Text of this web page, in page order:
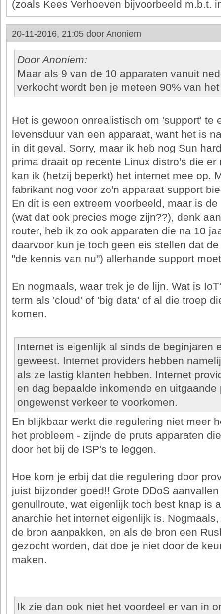
(zoals Kees Verhoeven bijvoorbeeld m.b.t.
20-11-2016, 21:05 door Anoniem
Door Anoniem:
Maar als 9 van de 10 apparaten vanuit
verkocht wordt ben je meteen 90% van
Het is gewoon onrealistisch om 'support' te
levensduur van een apparaat, want het is
in dit geval. Sorry, maar ik heb nog Sun
prima draait op recente Linux distro's die
kan ik (hetzij beperkt) het internet mee op.
fabrikant nog voor zo'n apparaat support
En dit is een extreem voorbeeld, maar is
(wat dat ook precies moge zijn??), denk
router, heb ik zo ook apparaten die na 10
daarvoor kun je toch geen eis stellen dat
"de kennis van nu") allerhande support
En nogmaals, waar trek je de lijn. Wat is
term als 'cloud' of 'big data' of al die troep
komen.
Internet is eigenlijk al sinds de beginjaren
geweest. Internet providers hebben
als ze lastig klanten hebben. Internet
en dag bepaalde inkomende en uitgaande
ongewenst verkeer te voorkomen.
En blijkbaar werkt die regulering niet meer
het probleem - zijnde de pruts apparaten
door het bij de ISP's te leggen.
Hoe kom je erbij dat die regulering door
juist bijzonder goed!! Grote DDoS
genullroute, wat eigenlijk toch best knap is
anarchie het internet eigenlijk is.
de bron aanpakken, en als de bron een
gezocht worden, dat doe je niet door de
maken.
Ik zie dan ook niet het voordeel er van in